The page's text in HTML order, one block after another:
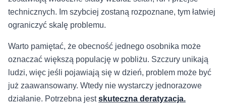
technicznych. Im szybciej zostaną rozpoznane, tym łatwiej
ograniczyć skalę problemu.
Warto pamiętać, że obecność jednego osobnika może
oznaczać większą populację w pobliżu. Szczury unikają
ludzi, więc jeśli pojawiają się w dzień, problem może być
już zaawansowany. Wtedy nie wystarczy jednorazowe
działanie. Potrzebna jestskuteczna deratyzacja.